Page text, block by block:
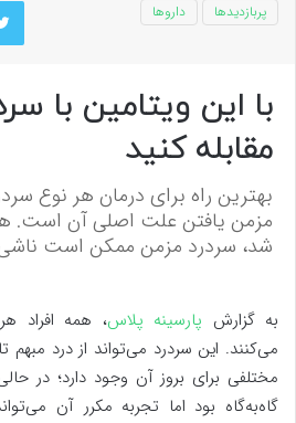
پربازدیدها داروها
با این ویتامین با
مقابله کنید
بهترین راه برای درمان هر نوع
مزمن یافتن علت اصلی آن است.
شد، سردرد مزمن ممکن است ناشی
به گزارش پارسینه پلاس، همه افراد
می‌کنند. این سردرد می‌تواند از درد مبهم
مختلفی برای بروز آن وجود دارد؛ در
گاه‌به‌گاه بود اما تجربه مکرر آن